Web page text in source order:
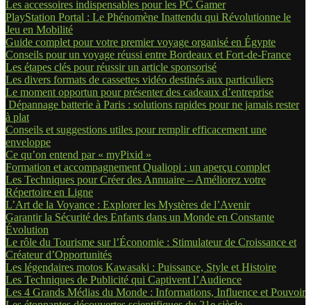
Les accessoires indispensables pour les PC Gamer
PlayStation Portal : Le Phénomène Inattendu qui Révolutionne le
Jeu en Mobilité
Guide complet pour votre premier voyage organisé en Égypte
Conseils pour un voyage réussi entre Bordeaux et Fort-de-France
Les étapes clés pour réussir un article sponsorisé
Les divers formats de cassettes vidéo destinés aux particuliers
Le moment opportun pour présenter des cadeaux d’entreprise
Dépannage batterie à Paris : solutions rapides pour ne jamais rester
à plat
Conseils et suggestions utiles pour remplir efficacement une
enveloppe
Ce qu’on entend par « myPixid »
Formation et accompagnement Qualiopi : un aperçu complet
Les Techniques pour Créer des Annuaire – Améliorez votre
Répertoire en Ligne
L’Art de la Voyance : Explorer les Mystères de l’Avenir
Garantir la Sécurité des Enfants dans un Monde en Constante
Évolution
Le rôle du Tourisme sur l’Économie : Stimulateur de Croissance et
Créateur d’Opportunités
Les légendaires motos Kawasaki : Puissance, Style et Histoire
Les Techniques de Publicité qui Captivent l’Audience
Les 4 Grands Médias du Monde : Informations, Influence et Pouvoir